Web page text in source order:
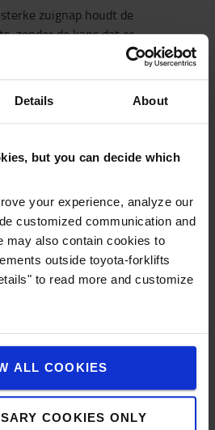
Details About
but you can decide which
your experience, analyze our
customized communication and
may also contain cookies to
outside toyota-forklifts
to read more and customize
ALL COOKIES
COOKIES ONLY
zuignap houdt de
zonder de kans dat er
met zuignap kunnen
zonder gaten in
gladde en niet-
flexibel. Maar wat hebt
bestaat
een
voor uitrusting. Dit
individuele houder.
moet u gebruiken?
systemen.
wat het formaat van
van 1 inch tot 2,25 inch: